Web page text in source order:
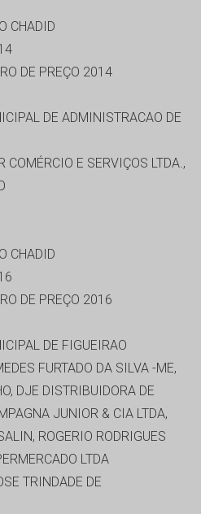
CHADID
DE PREÇO 2014
DE ADMINISTRACAO DE
COMÉRCIO E SERVIÇOS LTDA.,
CHADID
DE PREÇO 2016
DE FIGUEIRAO
FURTADO DA SILVA -ME,
DJE DISTRIBUIDORA DE
JUNIOR & CIA LTDA,
ROGERIO RODRIGUES
LTDA
TRINDADE DE